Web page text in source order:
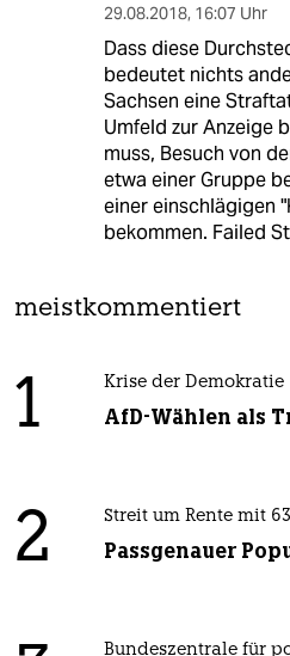
29.08.2018, 16:07 Uhr
Dass diese
bedeutet nichts
Sachsen eine
Umfeld zur Anzeige
muss, Besuch von
etwa einer Gruppe
einer einschlägigen
bekommen. Failed
meistkommentiert
1 Krise der Demokratie
AfD-Wählen als
2 Streit um Rente mit 63
Passgenauer
Bundeszentrale für